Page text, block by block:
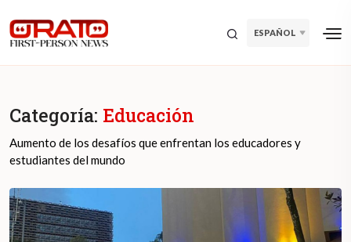
ESPAÑOL
Categoría: Educación
Aumento de los desafíos que enfrentan los educadores y
estudiantes del mundo